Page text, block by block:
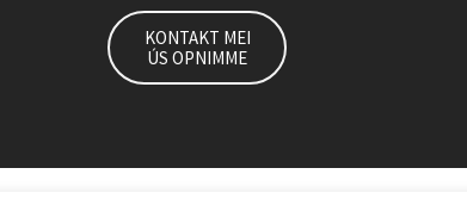
KONTAKT MEI
ÚS OPNIMME